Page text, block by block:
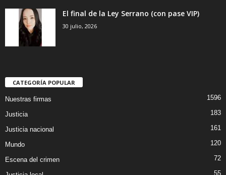
El final de la Ley Serrano (con pase VIP)
30 julio, 2026
CATEGORÍA POPULAR
Nuestras firmas 1596
Justicia 183
Justicia nacional 161
Mundo 120
Escena del crimen 72
55